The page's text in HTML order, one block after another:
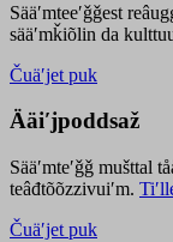
Sääʹmteeʹǧǧest
sääʹmǩiõlin da
Čuäʹjet puk
Ääiʹjpoddsaž
Sääʹmteʹǧǧ mušttal
teâđtõõzzivuiʹm.
Čuäʹjet puk